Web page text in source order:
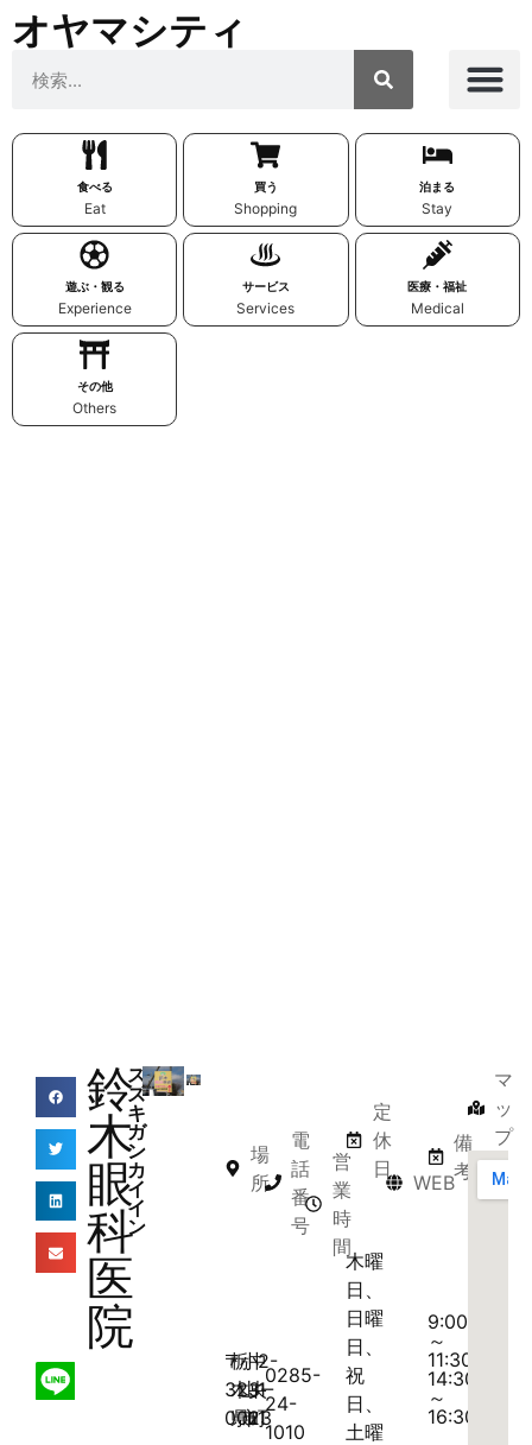
オヤマシティ
食べる
Eat
買う
Shopping
泊まる
Stay
遊ぶ・観る
Experience
サービス
Services
医療・福祉
Medical
その他
Others
鈴
木
眼
科
医
院
ス
ズ
キ
ガ
ン
カ
イ
イ
ン
場
所
〒
323-
0023
栃
木
県
小
山
市
中
央
町
2-
1-
1
電
話
番
号
0285-
24-
1010
営
業
時
間
定
休
日
木曜
日、
日曜
日、
祝
日、
土曜
WEB
備
考
9:00
～
11:30、
14:30
～
16:30
マ
ッ
プ